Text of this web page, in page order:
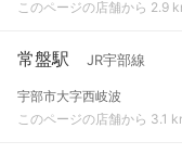
このページの店舗から 2.9
常盤駅 JR宇部線
宇部市大字西岐波
このページの店舗から 3.1